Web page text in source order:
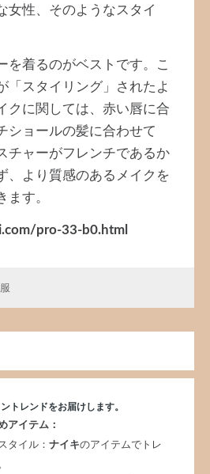
女性、そのようなスタイ
を着るのがベストです。こ
「スタイリング」されたよ
クに関しては、赤い唇に合
ショールの髪に合わせて
チャーがフレンチであるか
、より質感のあるメイクを
ます。
pro-33-b0.html
トレンドをお届けします。
アイテム：
タイル： ナイキのアイテムでトレ